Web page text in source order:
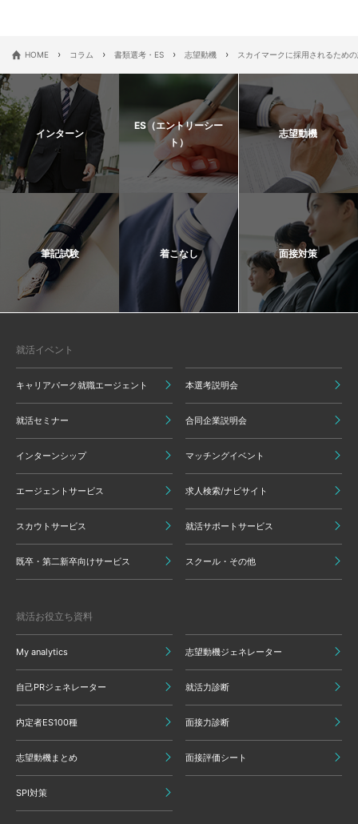
HOME › コラム › 書類選考・ES › 志望動機 › スカイマークに採用されるため
インターン
ES（エントリーシー
ト）
志望動機
筆記試験 着こなし 面接対策
就活イベント
キャリアパーク就職エージェント 本選考説明会
就活セミナー 合同企業説明会
インターンシップ マッチングイベント
エージェントサービス 求人検索/ナビサイト
スカウトサービス 就活サポートサービス
既卒・第二新卒向けサービス スクール・その他
就活お役立ち資料
My analytics 志望動機ジェネレーター
自己PRジェネレーター 就活力診断
内定者ES100種 面接力診断
志望動機まとめ 面接評価シート
SPI対策